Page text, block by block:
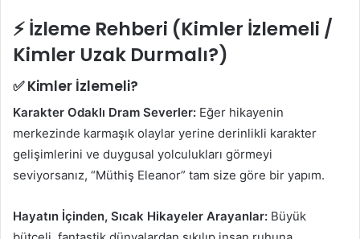
⚡ İzleme Rehberi (Kimler İzlemeli /
Kimler Uzak Durmalı?)
✅ Kimler İzlemeli?
Karakter Odaklı Dram Severler: Eğer hikayenin
merkezinde karmaşık olaylar yerine derinlikli karakter
gelişimlerini ve duygusal yolculukları görmeyi
seviyorsanız, “Müthiş Eleanor” tam size göre bir yapım.
Hayatın İçinden, Sıcak Hikayeler Arayanlar: Büyük